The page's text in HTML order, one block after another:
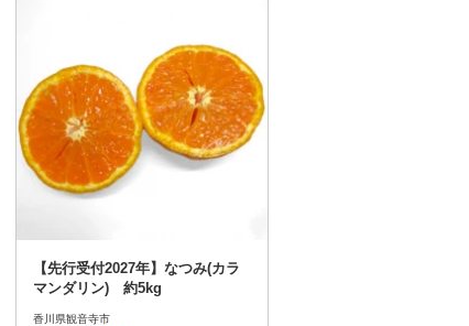
【先行受付2027年】なつみ(カラ
マンダリン) 約5kg
香川県観音寺市